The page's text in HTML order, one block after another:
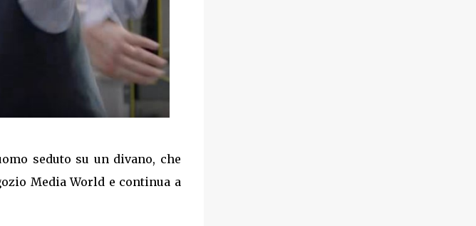
seduto su un divano, che
Media World e continua a